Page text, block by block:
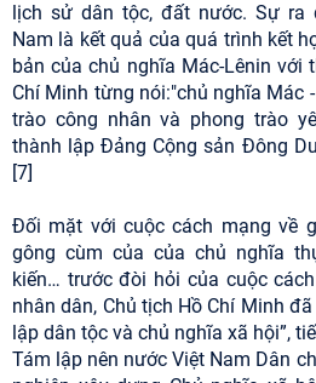
lịch sử dân tộc, đất nước. Sự ra
Nam là kết quả của quá trình kết
bản của chủ nghĩa Mác-Lênin với
Chí Minh từng nói:"chủ nghĩa Mác
trào công nhân và phong trào
thành lập Đảng Cộng sản Đông
[7]
Đối mặt với cuộc cách mạng về
gông cùm của của chủ nghĩa
kiến… trước đòi hỏi của cuộc
nhân dân, Chủ tịch Hồ Chí Minh
lập dân tộc và chủ nghĩa xã hội”,
Tám lập nên nước Việt Nam Dân